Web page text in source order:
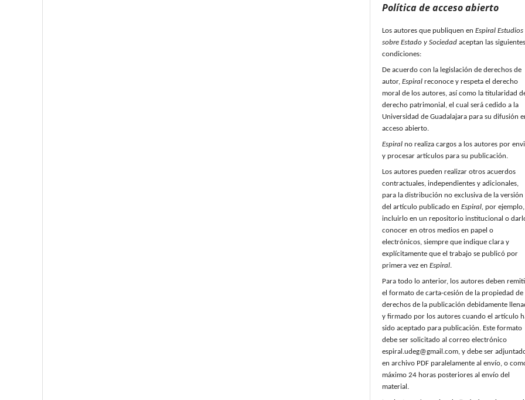
Política de acceso abierto
Los autores que publiquen enEspiral Estudios
sobre Estado y Sociedad aceptan las
condiciones:
De acuerdo con la legislación de derechos de
autor,Espiralreconoce y respeta el derecho
moral de los autores, así como la titularidad
derecho patrimonial, el cual será cedido a la
Universidad de Guadalajara para su difusión
acceso abierto.
Espiralno realiza cargos a los autores por
y procesar artículos para su publicación.
Los autores pueden realizar otros acuerdos
contractuales, independientes y adicionales,
para la distribución no exclusiva de la versión
del artículo publicado enEspiral, por ejemplo,
incluirlo en un repositorio institucional o
conocer en otros medios en papel o
electrónicos, siempre que indique clara y
explícitamente que el trabajo se publicó por
primera vez enEspiral.
Para todo lo anterior, los autores deben
el formato de carta-cesión de la propiedad de
derechos de la publicación debidamente
y firmado por los autores cuando el artículo
sido aceptado para publicación. Este formato
debe ser solicitado al correo electrónico
espiral.udeg@gmail.com, y debe ser
en archivo PDF paralelamente al envío, o
máximo 24 horas posteriores al envío del
material.